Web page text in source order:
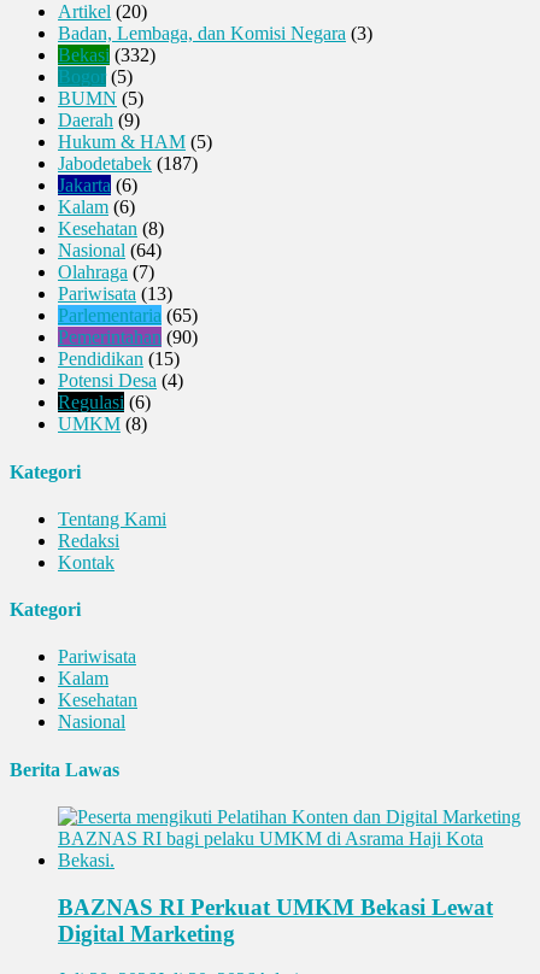
Artikel (20)
Badan, Lembaga, dan Komisi Negara (3)
Bekasi (332)
Bogor(5)
BUMN (5)
Daerah (9)
Hukum & HAM (5)
Jabodetabek (187)
Jakarta (6)
Kalam (6)
Kesehatan (8)
Nasional (64)
Olahraga (7)
Pariwisata (13)
Parlementaria (65)
Pemerintahan (90)
Pendidikan (15)
Potensi Desa (4)
Regulasi (6)
UMKM (8)
Kategori
Tentang Kami
Redaksi
Kontak
Kategori
Pariwisata
Kalam
Kesehatan
Nasional
Berita Lawas
BAZNAS RI Perkuat UMKM Bekasi Lewat
Digital Marketing